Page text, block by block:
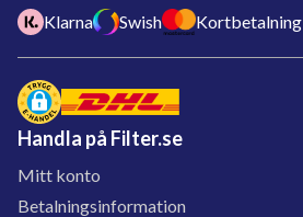
Klarna Swish Kortbetalning
Handla på Filter.se
Mitt konto
Betalningsinformation